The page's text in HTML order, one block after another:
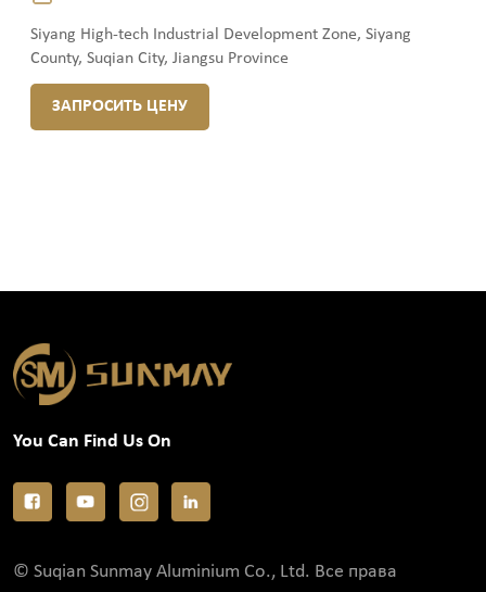
Siyang High-tech Industrial Development Zone, Siyang
County, Suqian City, Jiangsu Province
ЗАПРОСИТЬ ЦЕНУ
You Can Find Us On
© Suqian Sunmay Aluminium Co., Ltd. Все права